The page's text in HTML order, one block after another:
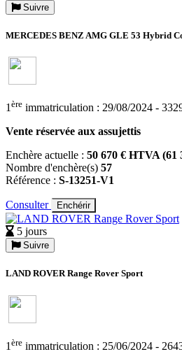
Suivre
MERCEDES BENZ AMG GLE 53 Hybrid
1 ère immatriculation : 29/08/2024 -
Vente réservée aux assujettis
Enchère actuelle : 50 670 € HTVA (61
Nombre d'enchère(s) 57
Référence : S-13251-V1
Consulter Enchérir
5 jours
Suivre
LAND ROVER Range Rover Sport
1 ère immatriculation : 25/06/2024 -